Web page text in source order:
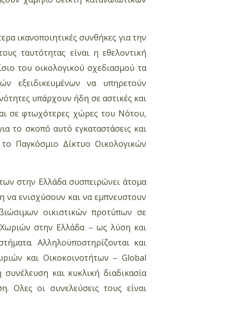
ικανοποιητικές συνθήκες για την
ταυτότητας είναι η εθελοντική
του οικολογικού σχεδιασμού τα
εξειδικευμένων να υπηρετούν
υπάρχουν ήδη σε αστικές και
σε φτωχότερες χώρες του Νότου,
το σκοπό αυτό εγκαταστάσεις και
Παγκόσμιο Δίκτυο Οικολογικών
στην Ελλάδα συσπειρώνει άτομα
να ενισχύσουν και να εμπνευστουν
οικιστικών προτύπων σε
στην Ελλάδα – ως λύση και
Αλληλοϋποστηρίζονται και
και Οικοκοινοτήτων – Global
και κυκλική διαδικασία
Ολες οι συνελεύσεις τους είναι